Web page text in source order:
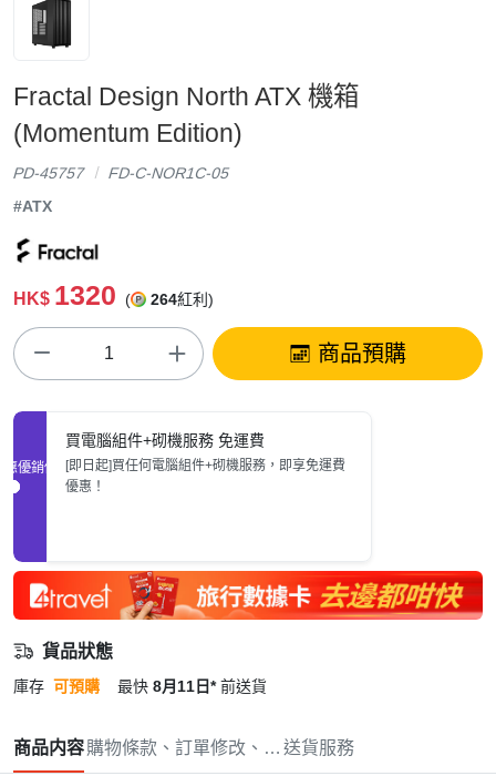
Fractal Design North ATX 機箱
(Momentum Edition)
PD-45757
FD-C-NOR1C-05
#ATX
HK$ 1320 ( 264紅利)
商品預購
促銷優惠
買電腦組件+砌機服務 免運費
[即日起]買任何電腦組件+砌機服務，即享免運費
優惠！
貨品狀態
庫存 可預購 最快 8月11日* 前送貨
商品内容購物條款、訂單修改、取消與退款政策
送貨服務